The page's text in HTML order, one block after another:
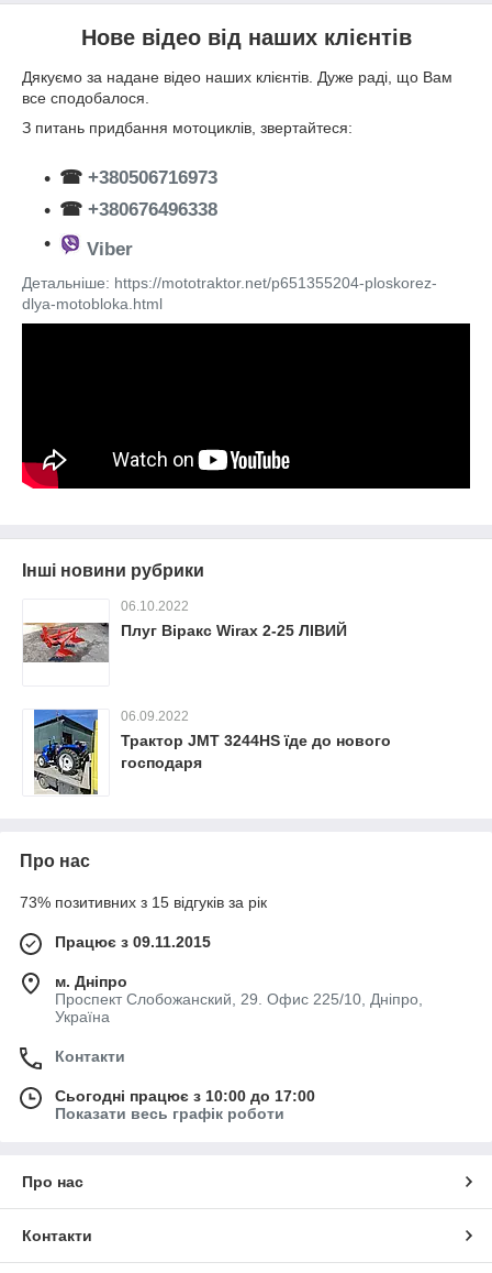
Нове відео від наших клієнтів
Дякуємо за надане відео наших клієнтів. Дуже раді, що Вам
все сподобалося.
З питань придбання мотоциклів, звертайтеся:
☎ +380506716973
☎ +380676496338
Viber
Детальніше: https://mototraktor.net/p651355204-ploskorez-
dlya-motobloka.html
Інші новини рубрики
06.10.2022
Плуг Віракс Wirax 2-25 ЛІВИЙ
06.09.2022
Трактор JMT 3244HS їде до нового
господаря
Про нас
73% позитивних з 15 відгуків за рік
Працює з 09.11.2015
м. Дніпро
Проспект Слобожанский, 29. Офис 225/10, Дніпро,
Україна
Контакти
Сьогодні працює з 10:00 до 17:00
Показати весь графік роботи
Про нас
Контакти